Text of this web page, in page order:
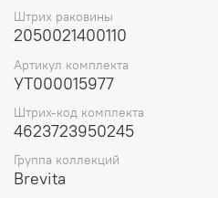
Штрих раковины
2050021400110
Артикул комплекта
УТ000015977
Штрих-код комплекта
4623723950245
Группа коллекций
Brevita